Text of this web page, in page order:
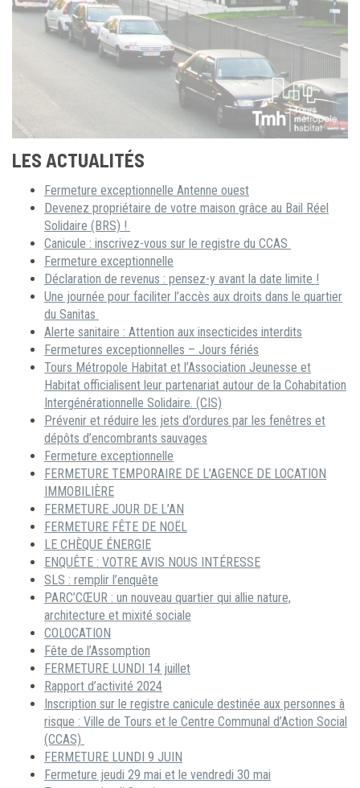
LES ACTUALITÉS
Fermeture exceptionnelle Antenne ouest
Devenez propriétaire de votre maison grâce au Bail Réel
Solidaire (BRS) !
Canicule : inscrivez-vous sur le registre du CCAS
Fermeture exceptionnelle
Déclaration de revenus : pensez-y avant la date limite !
Une journée pour faciliter l’accès aux droits dans le quartier
du Sanitas
Alerte sanitaire : Attention aux insecticides interdits
Fermetures exceptionnelles – Jours fériés
Tours Métropole Habitat et l’Association Jeunesse et
Habitat officialisent leur partenariat autour de la Cohabitation
Intergénérationnelle Solidaire. (CIS)
Prévenir et réduire les jets d’ordures par les fenêtres et
dépôts d’encombrants sauvages
Fermeture exceptionnelle
FERMETURE TEMPORAIRE DE L’AGENCE DE LOCATION
IMMOBILIÈRE
FERMETURE JOUR DE L’AN
FERMETURE FÊTE DE NOËL
LE CHÈQUE ÉNERGIE
ENQUÊTE : VOTRE AVIS NOUS INTÉRESSE
SLS : remplir l’enquête
PARC’CŒUR : un nouveau quartier qui allie nature,
architecture et mixité sociale
COLOCATION
Fête de l’Assomption
FERMETURE LUNDI 14 juillet
Rapport d’activité 2024
Inscription sur le registre canicule destinée aux personnes à
risque : Ville de Tours et le Centre Communal d’Action Social
(CCAS)
FERMETURE LUNDI 9 JUIN
Fermeture jeudi 29 mai et le vendredi 30 mai